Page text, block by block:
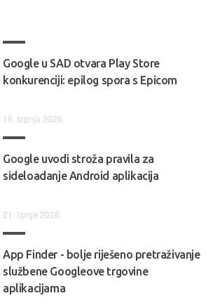
Google u SAD otvara Play Store
konkurenciji: epilog spora s Epicom
16. srpnja 2026.
Google uvodi stroža pravila za
sideloadanje Android aplikacija
21. lipnja 2026.
App Finder - bolje riješeno pretraživanje
službene Googleove trgovine
aplikacijama